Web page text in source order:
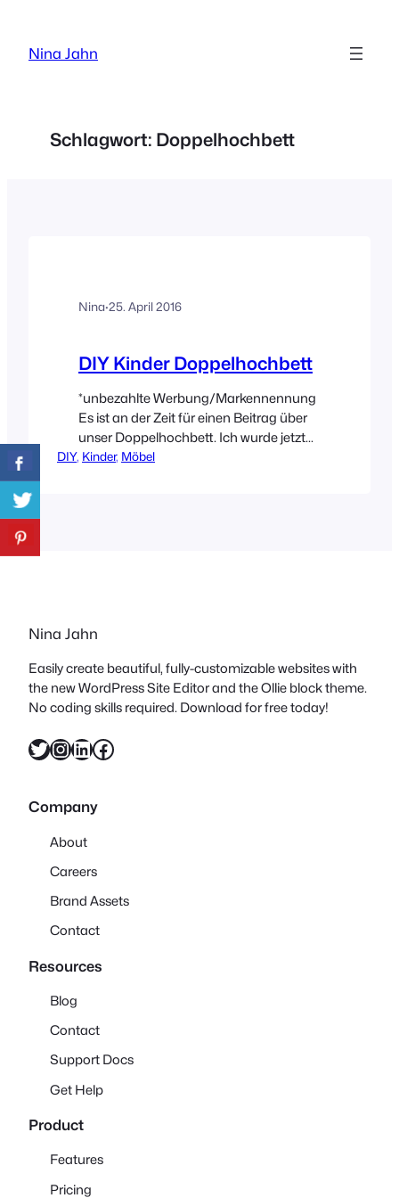
springen
Nina Jahn
Schlagwort: Doppelhochbett
Nina·25. April 2016
DIY Kinder Doppelhochbett
*unbezahlte Werbung/Markennennung
Es ist an der Zeit für einen Beitrag über
unser Doppelhochbett. Ich wurde jetzt
so oft danach gefragt, ob und wie wir
DIY, Kinder, Möbel
Nina Jahn
Easily create beautiful, fully-customizable websites with
the new WordPress Site Editor and the Ollie block theme.
No coding skills required. Download for free today!
Twitter InstagramLinkedIn Facebook
Company
About
Careers
Brand Assets
Contact
Resources
Blog
Contact
Support Docs
Get Help
Product
Features
Pricing